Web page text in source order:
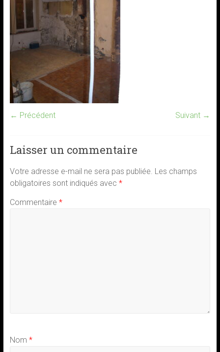
← Précédent Suivant →
Laisser un commentaire
Votre adresse e-mail ne sera pas publiée. Les champs
obligatoires sont indiqués avec *
Commentaire *
Nom *